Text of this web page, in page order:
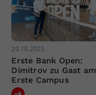
20.10.2023
Erste Bank Open:
Dimitrov zu Gast am
Erste Campus